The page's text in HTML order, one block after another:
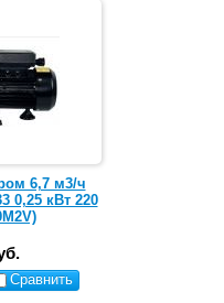
6,7 м3/ч
0,25 кВт 220
Сравнить